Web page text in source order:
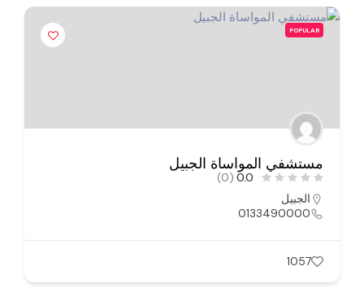
POPULAR
مستشفي المواساة الجبيل
0.0
(0)
الجبيل
0133490000
1057